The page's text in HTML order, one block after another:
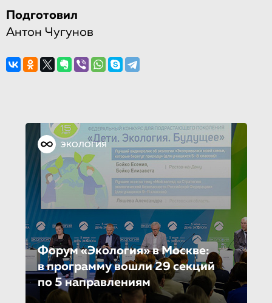
Подготовил
Антон Чугунов
ЭКОЛОГИЯ
Форум «Экология» в Москве:
в программу вошли 29 секций
по 5 направле­ни­ям